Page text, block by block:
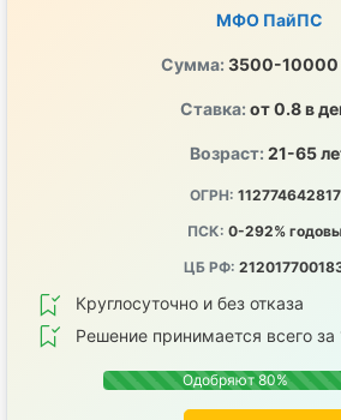
МФО ПайПС
Сумма: 3500-10000
Ставка: от 0.8 в
Возраст: 21-65
ОГРН:
ПСК: 0-292%
ЦБ РФ:
Круглосуточно и без отказа
Решение принимается всего за
Одобряют 80%